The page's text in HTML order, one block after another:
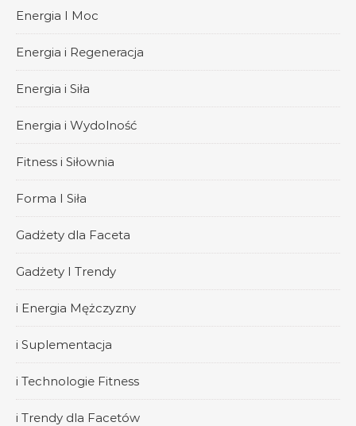
Energia I Moc
Energia i Regeneracja
Energia i Siła
Energia i Wydolność
Fitness i Siłownia
Forma I Siła
Gadżety dla Faceta
Gadżety I Trendy
i Energia Mężczyzny
i Suplementacja
i Technologie Fitness
i Trendy dla Facetów